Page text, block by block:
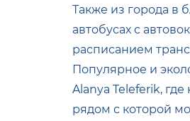
Также из города в
автобусах с
расписанием
Популярное и
Alanya Teleferik,
рядом с которой